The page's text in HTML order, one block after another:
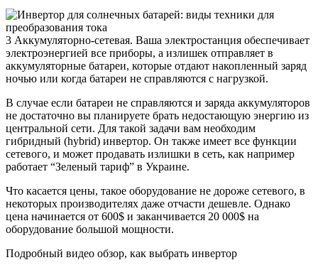
3 Аккумуляторно-сетевая. Ваша электростанция обеспечивает
электроэнергией все приборы, а излишек отправляет в
аккумуляторные батареи, которые отдают накопленный заряд
ночью или когда батареи не справляются с нагрузкой.
В случае если батареи не справляются и заряда аккумуляторов
не достаточно вы планируете брать недостающую энергию из
центральной сети. Для такой задачи вам необходим
гибридный (hybrid) инвертор. Он также имеет все функции
сетевого, и может продавать излишки в сеть, как например
работает “Зеленый тариф” в Украине.
Что касается цены, такое оборудование не дороже сетевого, в
некоторых производителях даже отчасти дешевле. Однако
цена начинается от 600$ и заканчивается 20 000$ на
оборудование большой мощности.
Подробный видео обзор, как выбрать инвертор